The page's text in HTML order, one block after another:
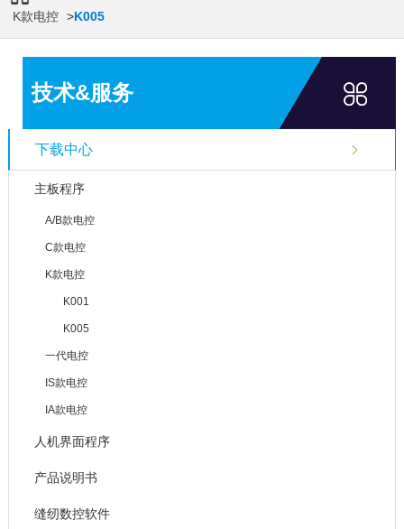
K款电控 >K005
技术&服务
下载中心
主板程序
A/B款电控
C款电控
K款电控
K001
K005
一代电控
IS款电控
IA款电控
人机界面程序
产品说明书
缝纫数控软件